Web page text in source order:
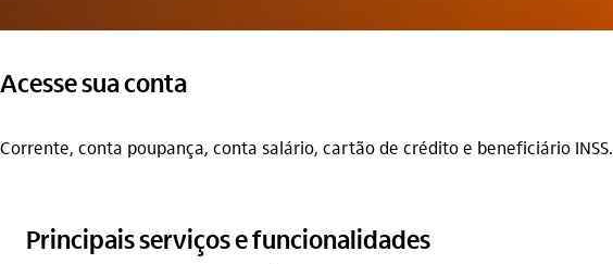
Acesse sua conta
Corrente, conta poupança, conta salário, cartão de crédito e beneficiário INSS.
Principais serviços e funcionalidades